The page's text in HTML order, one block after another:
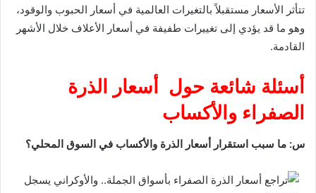
تتأثر الأسعار مستقبلاً بالتغيرات العالمية في أسعار الحبوب والوقود،
وهو ما قد يؤدي إلى تغييرات طفيفة في أسعار الأعلاف خلال الأشهر
القادمة.
أسئلة شائعة حول أسعار الذرة
الصفراء والأكساب
س: ما سبب استقرار أسعار الذرة والأكساب في السوق المحلي؟